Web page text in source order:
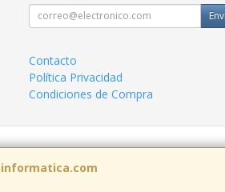
Contacto
Política Privacidad
Condiciones de Compra
B59883041 - Tel: 938963820